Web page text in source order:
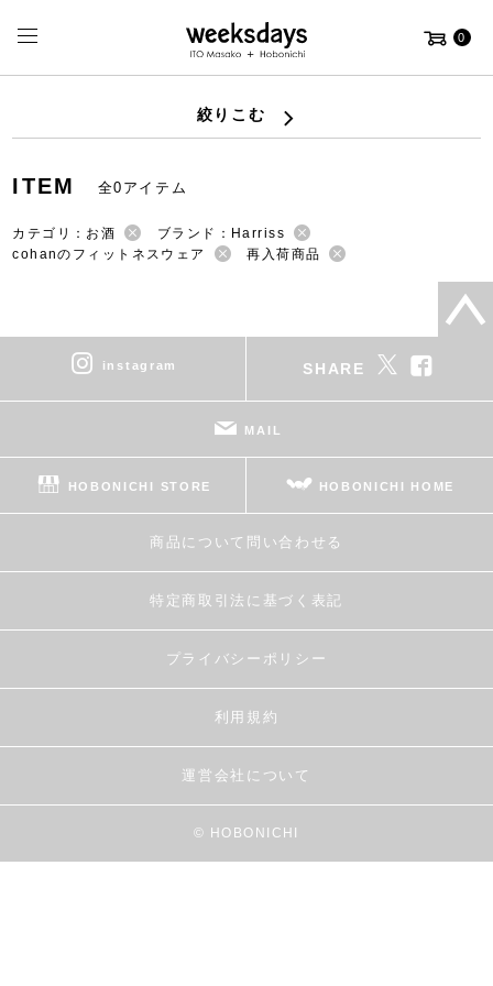
0
絞りこむ
ITEM 全0アイテム
カテゴリ：お酒
ブランド：Harriss
cohanのフィットネスウェア
再入荷商品
instagram SHARE
MAIL
HOBONICHI STORE HOBONICHI HOME
商品について問い合わせる
特定商取引法に基づく表記
プライバシーポリシー
利用規約
運営会社について
© HOBONICHI